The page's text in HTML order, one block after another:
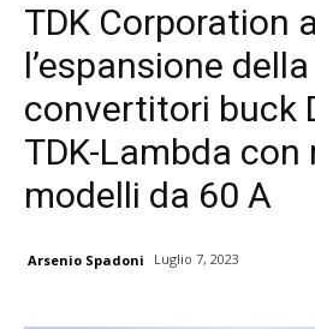
TDK Corporation
l’espansione
convertitori buck
TDK-Lambda con
modelli da 60 A
Arsenio Spadoni Luglio 7, 2023